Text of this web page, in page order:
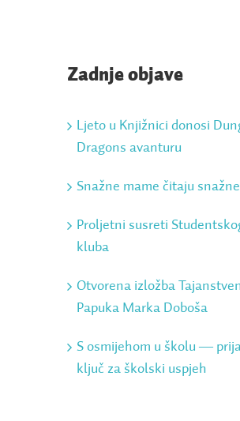
Zadnje objave
Ljeto u Knjižnici donosi
Dragons avanturu
Snažne mame čitaju
Proljetni susreti
kluba
Otvorena izložba
Papuka Marka Doboša
S osmijehom u školu ―
ključ za školski uspjeh